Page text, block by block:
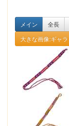
メイン 全長
大きな画像:ギャ